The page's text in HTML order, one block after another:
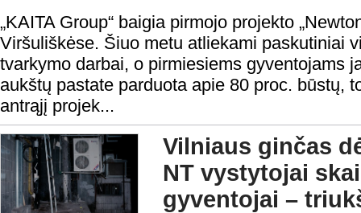
„KAITA Group“ baigia pirmojo projekto
Viršuliškėse. Šiuo metu atliekami paskutiniai
tvarkymo darbai, o pirmiesiems gyventojams
aukštų pastate parduota apie 80 proc. būstų,
antrąjį projek...
Vilniaus ginčas
NT vystytojai
gyventojai –